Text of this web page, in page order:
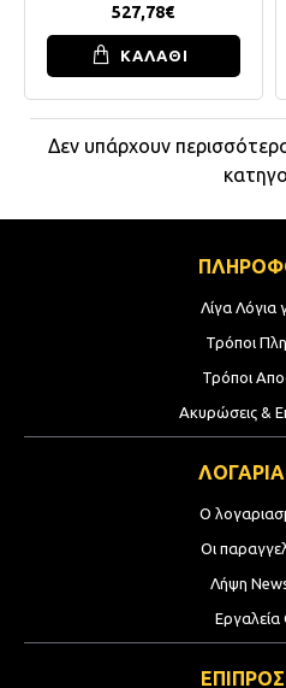
527,78€
ΚΑΛΑΘΙ
Δεν υπάρχουν
Λίγα Λόγια
Τρόποι
Τρόποι
Ακυρώσεις &
Ο
Οι
Λήψη
Εργαλεία